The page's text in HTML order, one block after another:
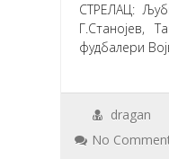
СТРЕЛАЦ:
Г.Станојев,
фудбалери
dragan
No